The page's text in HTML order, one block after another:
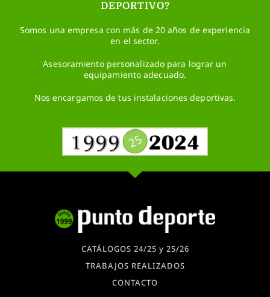
DEPORTIVO?
Somos una empresa con más de 20 años de experiencia
en el sector.
Asesoramiento personalizado para lograr un
equipamiento adecuado.
Nos encargamos de tus instalaciones deportivas.
CATÁLOGOS 24/25 y 25/26
TRABAJOS REALIZADOS
CONTACTO